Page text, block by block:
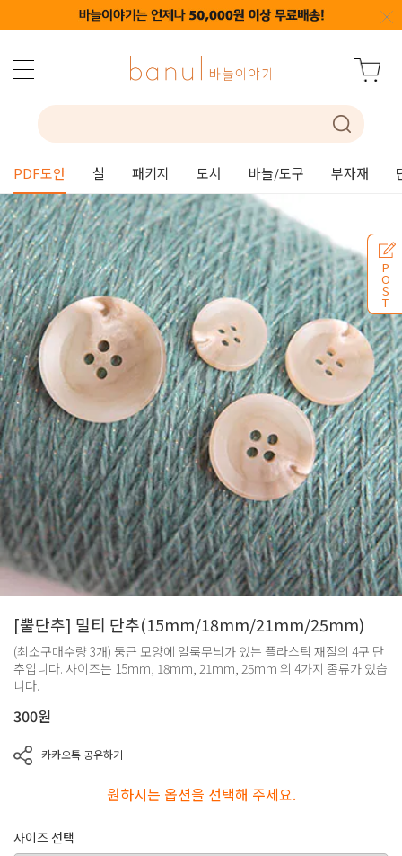
PDF도안 실 패키지 도서 바늘/도구 부자재
P
O
S
T
[뿔단추] 밀티 단추(15mm/18mm/21mm/25mm)
(최소구매수량 3개) 둥근 모양에 얼룩무늬가 있는 플라스틱 재질의 4구 단
추입니다. 사이즈는 15mm, 18mm, 21mm, 25mm 의 4가지 종류가 있습
니다.
300원
카카오톡 공유하기
원하시는 옵션을 선택해 주세요.
사이즈 선택